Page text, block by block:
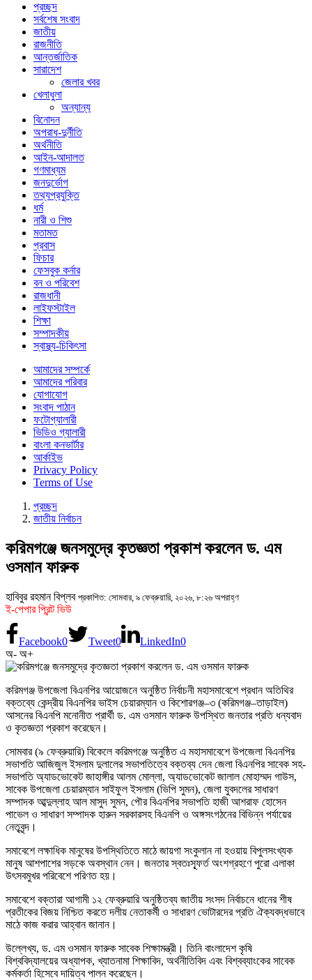
প্রচ্ছদ
সর্বশেষ সংবাদ
জাতীয়
রাজনীতি
আন্তর্জাতিক
সারাদেশ
জেলার খবর
খেলাধুলা
অন্যান্য
বিনোদন
অপরাধ-দুর্নীতি
অর্থনীতি
আইন-আদালত
গণমাধ্যম
জনদুর্ভোগ
তথ্যপ্রযুক্তি
ধর্ম
নারী ও শিশু
মতামত
প্রবাস
ফিচার
ফেসবুক কর্নার
বন ও পরিবেশ
রাজধানী
লাইফস্টাইল
শিক্ষা
সম্পাদকীয়
স্বাস্থ্য-চিকিৎসা
আমাদের সম্পর্কে
আমাদের পরিবার
যোগাযোগ
সংবাদ পাঠান
ফটোগ্যালারী
ভিডিও গ্যালারী
বাংলা কনভার্টার
আর্কাইভ
Privacy Policy
Terms of Use
প্রচ্ছদ
জাতীয় নির্বাচন
করিমগঞ্জে জনসমুদ্রে কৃতজ্ঞতা প্রকাশ করলেন ড. এম
ওসমান ফারুক
হাবিবুর রহমান বিপ্লব প্রকাশিত: সোমবার, ৯ ফেব্রুয়ারি, ২০২৬, ৮:২৬ অপরাহ্ণ
ই-পেপার প্রিন্ট ভিউ
Facebook0 Tweet0 LinkedIn0
অ- অ+
করিমগঞ্জ উপজেলা বিএনপির আয়োজনে অনুষ্ঠিত নির্বাচনী মহাসমাবেশে প্রধান অতিথির
বক্তব্যে কেন্দ্রীয় বিএনপির ভাইস চেয়ারম্যান ও কিশোরগঞ্জ–৩ (করিমগঞ্জ–তাড়াইল)
আসনের বিএনপি মনোনীত প্রার্থী ড. এম ওসমান ফারুক উপস্থিত জনতার প্রতি ধন্যবাদ
ও কৃতজ্ঞতা প্রকাশ করেছেন।
সোমবার (৯ ফেব্রুয়ারি) বিকেলে করিমগঞ্জে অনুষ্ঠিত এ মহাসমাবেশে উপজেলা বিএনপির
সভাপতি আজিজুল ইসলাম দুলালের সভাপতিত্বে বক্তব্য দেন জেলা বিএনপির সাবেক সহ-
সভাপতি অ্যাডভোকেট জাহাঙ্গীর আলম মোল্লা, অ্যাডভোকেট জালাল মোহাম্মদ গাউস,
সাবেক উপজেলা চেয়ারম্যান সাইফুল ইসলাম (ভিপি সুমন), জেলা যুবদলের সাধারণ
সম্পাদক আব্দুল্লাহ আল মাসুদ সুমন, পৌর বিএনপির সভাপতি হাজী আশরাফ হোসেন
পাভেল ও সাধারণ সম্পাদক হারুন সরকারসহ বিএনপি ও অঙ্গসংগঠনের বিভিন্ন পর্যায়ের
নেতৃবৃন্দ।
সমাবেশে লক্ষাধিক মানুষের উপস্থিতিতে মাঠে জায়গা সংকুলান না হওয়ায় বিপুলসংখ্যক
মানুষ আশপাশের সড়কে অবস্থান নেন। জনতার স্বতঃস্ফূর্ত অংশগ্রহণে পুরো এলাকা
উৎসবমুখর পরিবেশে পরিণত হয়।
সমাবেশে বক্তারা আগামী ১২ ফেব্রুয়ারি অনুষ্ঠিতব্য জাতীয় সংসদ নির্বাচনে ধানের শীষ
প্রতীকের বিজয় নিশ্চিত করতে দলীয় নেতাকর্মী ও সাধারণ ভোটারদের প্রতি ঐক্যবদ্ধভাবে
মাঠে কাজ করার আহ্বান জানান।
উল্লেখ্য, ড. এম ওসমান ফারুক সাবেক শিক্ষামন্ত্রী। তিনি বাংলাদেশ কৃষি
বিশ্ববিদ্যালয়ের অধ্যাপক, খ্যাতনামা শিক্ষাবিদ, অর্থনীতিবিদ এবং বিশ্বব্যাংকের সাবেক
কর্মকর্তা হিসেবে দায়িত্ব পালন করেছেন।